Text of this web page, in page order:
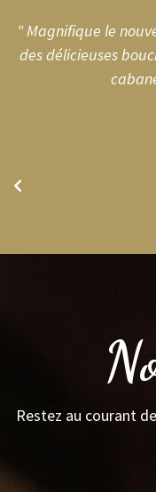
" Magnifique le
des délicieuses
Restez au courant